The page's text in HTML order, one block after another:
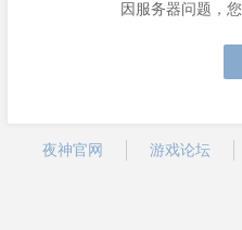
因服务器问题，
夜神官网 游戏论坛